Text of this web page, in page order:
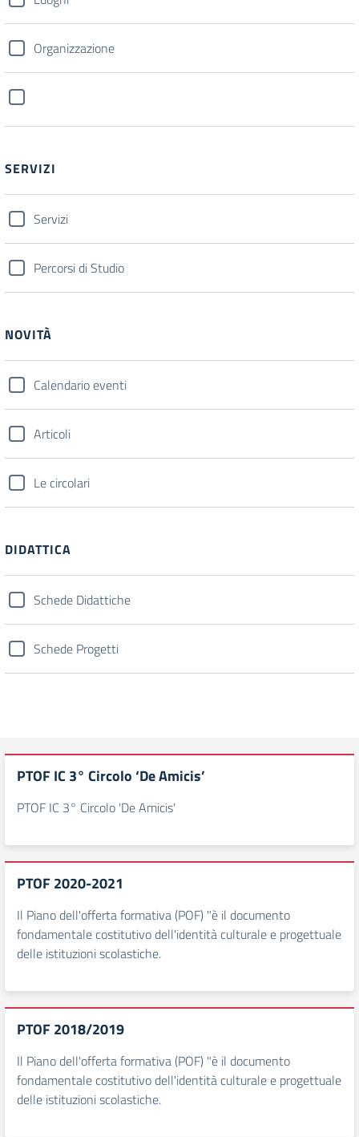
Organizzazione
SERVIZI
Servizi
Percorsi di Studio
NOVITÀ
Calendario eventi
Articoli
Le circolari
DIDATTICA
Schede Didattiche
Schede Progetti
PTOF IC 3° Circolo ‘De Amicis’
PTOF IC 3° Circolo 'De Amicis'
PTOF 2020-2021
Il Piano dell'offerta formativa (POF) "è il documento
fondamentale costitutivo dell'identità culturale e progettuale
delle istituzioni scolastiche.
PTOF 2018/2019
Il Piano dell'offerta formativa (POF) "è il documento
fondamentale costitutivo dell'identità culturale e progettuale
delle istituzioni scolastiche.